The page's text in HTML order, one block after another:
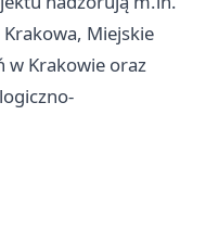
Krakowa, Miejskie
w Krakowie oraz